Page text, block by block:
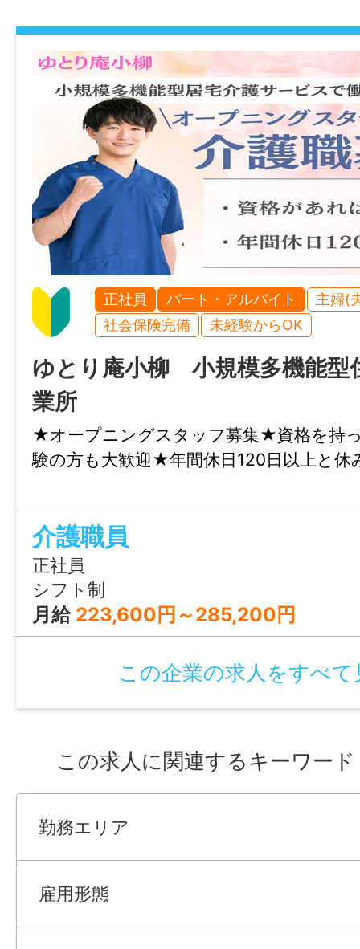
正社員 パート・アルバイト
主婦(
社会保険完備
未経験からOK
ゆとり庵小柳 小規模多機能型
業所
★オープニングスタッフ募集★資格を持
験の方も大歓迎★年間休日120日以上と
介護職員
正社員
シフト制
月給 223,600円～285,200円
この企業の求人をすべて
この求人に関連するキーワード
勤務エリア
雇用形態